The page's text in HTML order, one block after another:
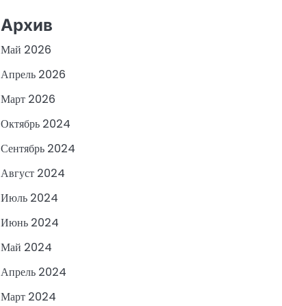
Архив
Май 2026
Апрель 2026
Март 2026
Октябрь 2024
Сентябрь 2024
Август 2024
Июль 2024
Июнь 2024
Май 2024
Апрель 2024
Март 2024